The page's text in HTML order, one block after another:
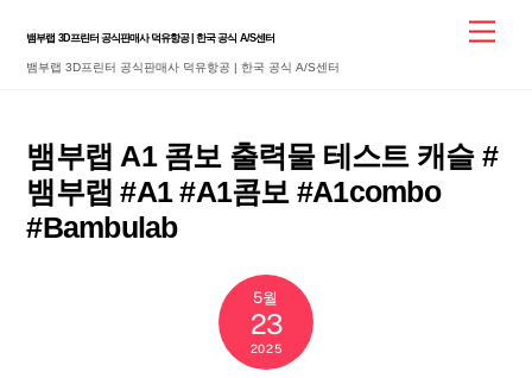
content
뱀부랩 3D프린터 공식판매사 덕유항공 | 한국 공식 A/S센터
뱀부랩 3D프린터 공식판매사 덕유항공 | 한국 공식 A/S센터
뱀부랩 A1 콤보 출력물 테스트 캐슬 #
뱀부랩 #A1 #A1콤보 #A1combo
#Bambulab
5월
23
2025